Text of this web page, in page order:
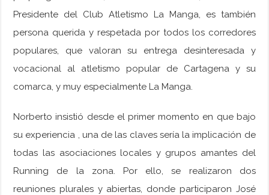
Presidente del Club Atletismo La Manga, es también
persona querida y respetada por todos los corredores
populares, que valoran su entrega desinteresada y
vocacional al atletismo popular de Cartagena y su
comarca, y muy especialmente La Manga.
Norberto insistió desde el primer momento en que bajo
su experiencia , una de las claves sería la implicación de
todas las asociaciones locales y grupos amantes del
Running de la zona. Por ello, se realizaron dos
reuniones plurales y abiertas, donde participaron José